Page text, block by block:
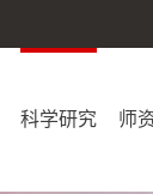
科学研究 师